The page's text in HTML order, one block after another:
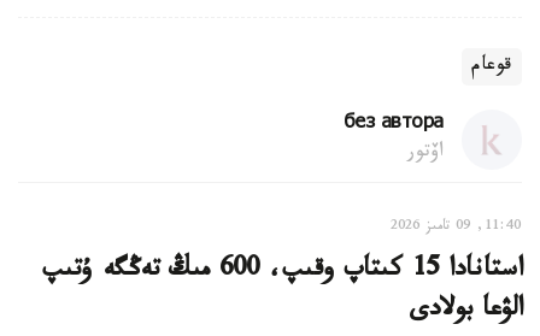
قوعام
без автора
اۆتور
11:40, 09 تامىز 2026
استانادا 15 كىتاپ وقىپ، 600 مىڭ تەڭگە ۇتىپ
الۋعا بولادى